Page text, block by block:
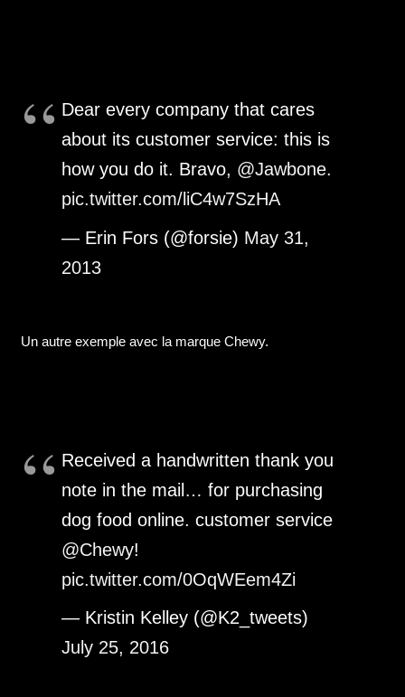
Dear every company that cares
about its customer service: this is
how you do it. Bravo, @Jawbone.
pic.twitter.com/liC4w7SzHA
— Erin Fors (@forsie) May 31,
2013
Un autre exemple avec la marque Chewy.
Received a handwritten thank you
note in the mail… for purchasing
dog food online. customer service
@Chewy!
pic.twitter.com/0OqWEem4Zi
— Kristin Kelley (@K2_tweets)
July 25, 2016